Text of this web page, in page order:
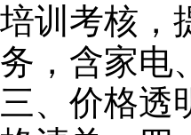
培训考核，
务，含家电
三、价格透